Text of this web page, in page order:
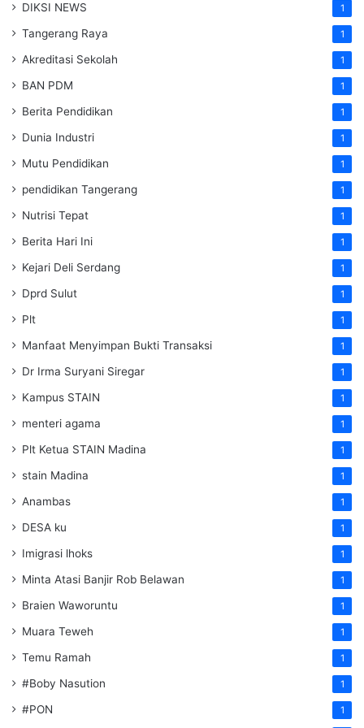
DIKSI NEWS 1
Tangerang Raya 1
Akreditasi Sekolah 1
BAN PDM 1
Berita Pendidikan 1
Dunia Industri 1
Mutu Pendidikan 1
pendidikan Tangerang 1
Nutrisi Tepat 1
Berita Hari Ini 1
Kejari Deli Serdang 1
Dprd Sulut 1
Plt 1
Manfaat Menyimpan Bukti Transaksi 1
Dr Irma Suryani Siregar 1
Kampus STAIN 1
menteri agama 1
Plt Ketua STAIN Madina 1
stain Madina 1
Anambas 1
DESA ku 1
Imigrasi lhoks 1
Minta Atasi Banjir Rob Belawan 1
Braien Waworuntu 1
Muara Teweh 1
Temu Ramah 1
#Boby Nasution 1
#PON 1